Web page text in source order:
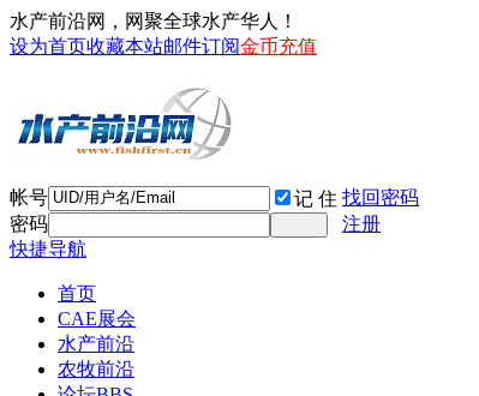
水产前沿网，网聚全球水产华人！
设为首页收藏本站邮件订阅金币充值
帐号 记 住 找回密码
密码
注册
快捷导航
首页
CAE展会
水产前沿
农牧前沿